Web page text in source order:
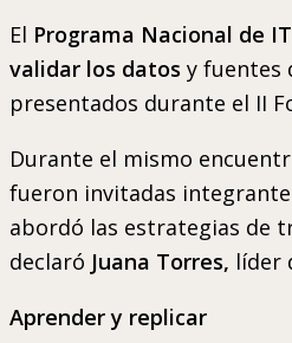
El Programa Nacional de
validar los datos y fuentes
presentados durante el II
Durante el mismo
fueron invitadas
abordó las estrategias de
declaró Juana Torres, líder
Aprender y replicar